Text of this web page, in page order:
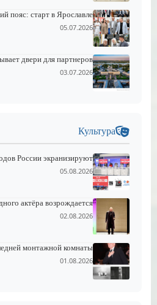
пояс: старт в Ярославле
05.07.2026
двери для партнеров
03.07.2026
Культура
России экранизируют
05.08.2026
актёра возрождается
02.08.2026
монтажной комнаты
01.08.2026